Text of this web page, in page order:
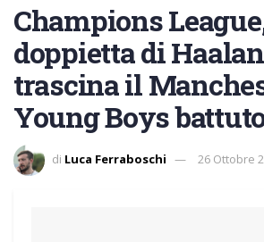
Champions
doppietta di
trascina il
Young Boys
di Luca Ferraboschi 26 Ottobre